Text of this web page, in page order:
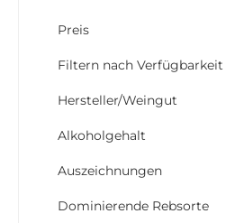
Preis
Filtern nach Verfügbarkeit
Hersteller/Weingut
Alkoholgehalt
Auszeichnungen
Dominierende Rebsorte